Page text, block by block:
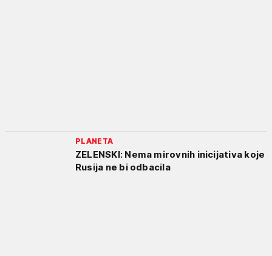
PLANETA
ZELENSKI: Nema mirovnih inicijativa koje
Rusija ne bi odbacila